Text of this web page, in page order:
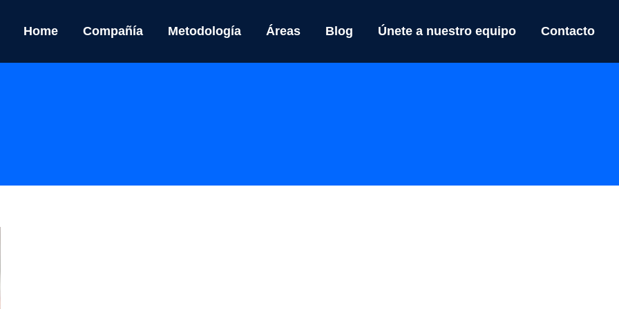
Home Compañía Metodología Áreas Blog Únete a nuestro equipo Contacto